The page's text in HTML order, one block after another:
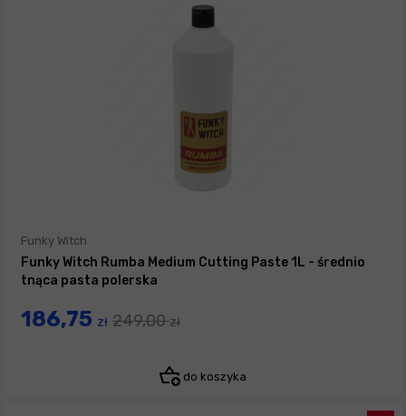
Funky Witch
Funky Witch Rumba Medium Cutting Paste 1L - średnio
tnąca pasta polerska
186,75 zł 249,00zł
do koszyka